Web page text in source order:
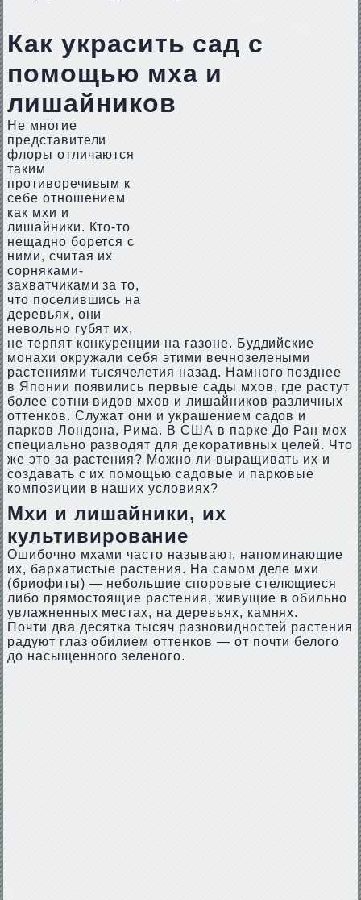
Как украсить сад с
помощью мха и
лишайников
Не многие
представители
флоры отличаются
таким
противоречивым к
себе отношением
как мхи и
лишайники. Кто-то
нещадно борется с
ними, считая их
сорняками-
захватчиками за то,
что поселившись на
деревьях, они
невольно губят их,
не терпят конкуренции на газоне. Буддийские
монахи окружали себя этими вечнозелеными
растениями тысячелетия назад. Намного позднее
в Японии появились первые сады мхов, где растут
более сотни видов мхов и лишайников различных
оттенков. Служат они и украшением садов и
парков Лондона, Рима. В США в парке До Ран мох
специально разводят для декоративных целей. Что
же это за растения? Можно ли выращивать их и
создавать с их помощью садовые и парковые
композиции в наших условиях?
Мхи и лишайники, их
культивирование
Ошибочно мхами часто называют, напоминающие
их, бархатистые растения. На самом деле мхи
(бриофиты) — небольшие споровые стелющиеся
либо прямостоящие растения, живущие в обильно
увлажненных местах, на деревьях, камнях.
Почти два десятка тысяч разновидностей растения
радуют глаз обилием оттенков — от почти белого
до насыщенного зеленого.